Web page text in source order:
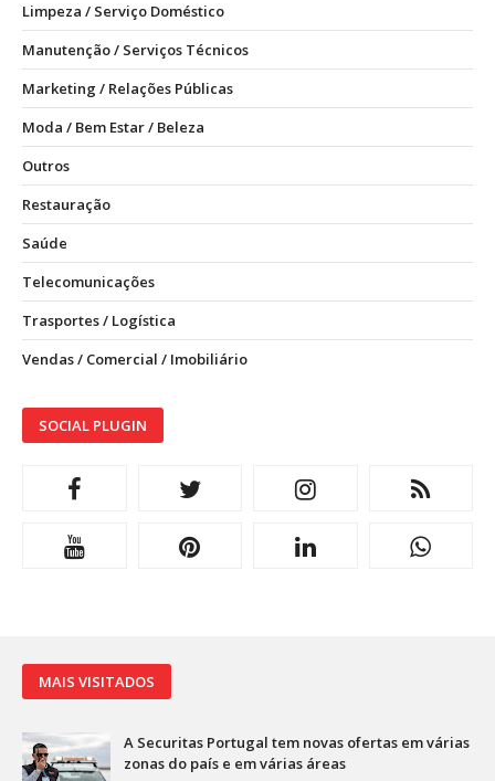
Limpeza / Serviço Doméstico
Manutenção / Serviços Técnicos
Marketing / Relações Públicas
Moda / Bem Estar / Beleza
Outros
Restauração
Saúde
Telecomunicações
Trasportes / Logística
Vendas / Comercial / Imobiliário
SOCIAL PLUGIN
MAIS VISITADOS
A Securitas Portugal tem novas ofertas em várias
zonas do país e em várias áreas